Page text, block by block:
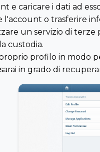
e caricare i dati ad
l'account o trasferire
un servizio di
custodia.
profilo in modo
in grado di